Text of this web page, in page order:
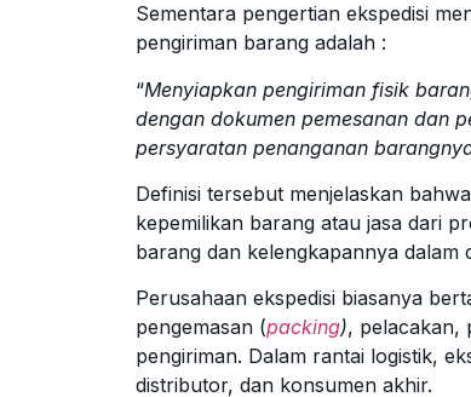
Sementara pengertian ekspedisi
pengiriman barang adalah :
“Menyiapkan pengiriman fisik
dengan dokumen pemesanan dan
persyaratan penanganan
Definisi tersebut menjelaskan
kepemilikan barang atau jasa dari
barang dan kelengkapannya dalam
Perusahaan ekspedisi biasanya
pengemasan (packing), pelacakan,
pengiriman. Dalam rantai logistik,
distributor, dan konsumen akhir.